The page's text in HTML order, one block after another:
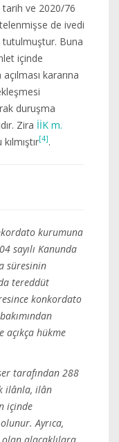
tarih ve 2020/76
de ivedi
tutulmuştur. Buna
içinde
kararına
duruşma
Zira İİK m.
[4].
kurumuna
sayılı Kanunda
süresinin
tereddüt
konkordato
açıkça hükme
tarafından 288
ilânla, ilân
içinde
Ayrıca,
alacaklılara